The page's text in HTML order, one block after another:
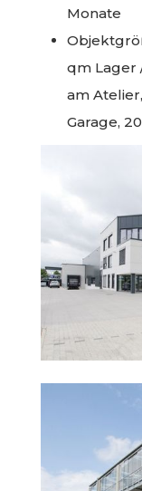
Monate
qm Lager
am
Garage,